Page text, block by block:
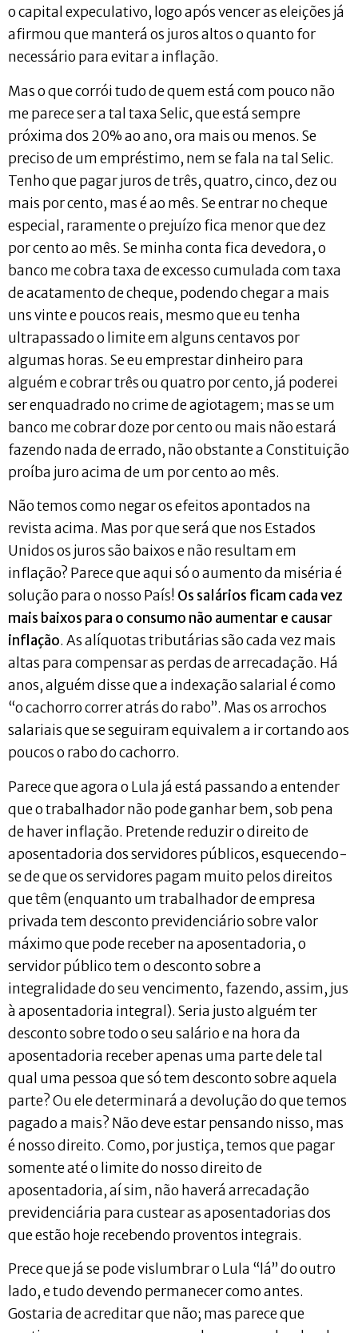
o capital expeculativo, logo após vencer as eleições já
afirmou que manterá os juros altos o quanto for
necessário para evitar a inflação.
Mas o que corrói tudo de quem está com pouco não
me parece ser a tal taxa Selic, que está sempre
próxima dos 20% ao ano, ora mais ou menos. Se
preciso de um empréstimo, nem se fala na tal Selic.
Tenho que pagar juros de três, quatro, cinco, dez ou
mais por cento, mas é ao mês. Se entrar no cheque
especial, raramente o prejuízo fica menor que dez
por cento ao mês. Se minha conta fica devedora, o
banco me cobra taxa de excesso cumulada com taxa
de acatamento de cheque, podendo chegar a mais
uns vinte e poucos reais, mesmo que eu tenha
ultrapassado o limite em alguns centavos por
algumas horas. Se eu emprestar dinheiro para
alguém e cobrar três ou quatro por cento, já poderei
ser enquadrado no crime de agiotagem; mas se um
banco me cobrar doze por cento ou mais não estará
fazendo nada de errado, não obstante a Constituição
proíba juro acima de um por cento ao mês.
Não temos como negar os efeitos apontados na
revista acima. Mas por que será que nos Estados
Unidos os juros são baixos e não resultam em
inflação? Parece que aqui só o aumento da miséria é
solução para o nosso País! Os salários ficam cada vez
mais baixos para o consumo não aumentar e causar
inflação. As alíquotas tributárias são cada vez mais
altas para compensar as perdas de arrecadação. Há
anos, alguém disse que a indexação salarial é como
“o cachorro correr atrás do rabo”. Mas os arrochos
salariais que se seguiram equivalem a ir cortando aos
poucos o rabo do cachorro.
Parece que agora o Lula já está passando a entender
que o trabalhador não pode ganhar bem, sob pena
de haver inflação. Pretende reduzir o direito de
aposentadoria dos servidores públicos, esquecendo-
se de que os servidores pagam muito pelos direitos
que têm (enquanto um trabalhador de empresa
privada tem desconto previdenciário sobre valor
máximo que pode receber na aposentadoria, o
servidor público tem o desconto sobre a
integralidade do seu vencimento, fazendo, assim, jus
à aposentadoria integral). Seria justo alguém ter
desconto sobre todo o seu salário e na hora da
aposentadoria receber apenas uma parte dele tal
qual uma pessoa que só tem desconto sobre aquela
parte? Ou ele determinará a devolução do que temos
pagado a mais? Não deve estar pensando nisso, mas
é nosso direito. Como, por justiça, temos que pagar
somente até o limite do nosso direito de
aposentadoria, aí sim, não haverá arrecadação
previdenciária para custear as aposentadorias dos
que estão hoje recebendo proventos integrais.
Prece que já se pode vislumbrar o Lula “lá” do outro
lado, e tudo devendo permanecer como antes.
Gostaria de acreditar que não; mas parece que